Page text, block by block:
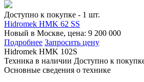
Доступно к покупке - 1 шт.
Hidromek HMK 62 SS
Новый в Москве, цена: 9 200 000
Подробнее Запросить цену
Hidromek HMK 102S
Техника в наличии Доступно к
Основные сведения о технике